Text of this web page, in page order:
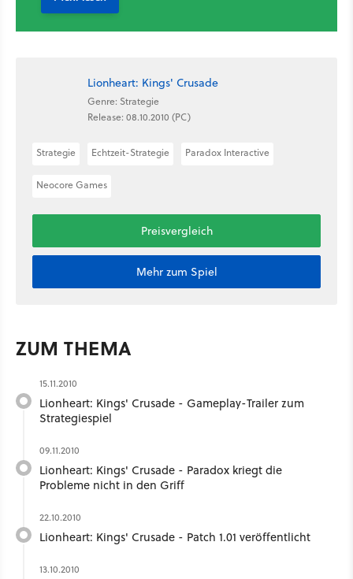
Lionheart: Kings' Crusade
Genre: Strategie
Release: 08.10.2010 (PC)
Strategie Echtzeit-Strategie Paradox Interactive
Neocore Games
Preisvergleich
Mehr zum Spiel
ZUM THEMA
15.11.2010
Lionheart: Kings' Crusade - Gameplay-Trailer zum
Strategiespiel
09.11.2010
Lionheart: Kings' Crusade - Paradox kriegt die
Probleme nicht in den Griff
22.10.2010
Lionheart: Kings' Crusade - Patch 1.01 veröffentlicht
13.10.2010